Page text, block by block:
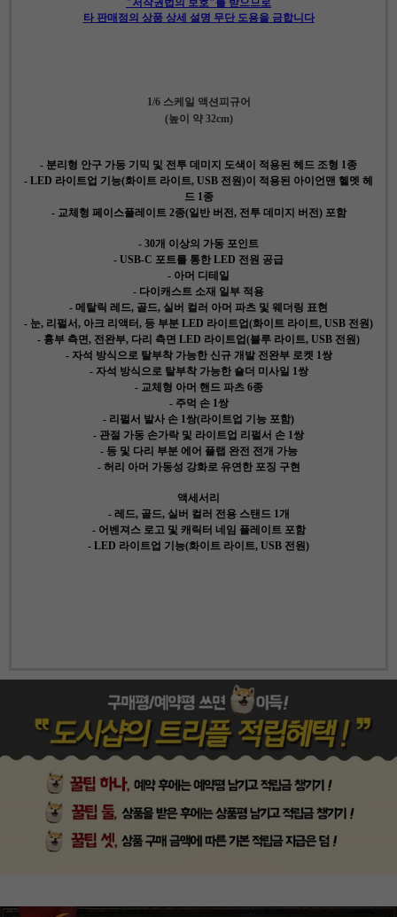
"저작권법의 보호"를 받으므로
타 판매점의 상품 상세 설명 무단 도용을 금합니다
1/6 스케일 액션피규어
(높이 약 32cm)
- 분리형 안구 가동 기믹 및 전투 데미지 도색이 적용된 헤드 조형 1종
- LED 라이트업 기능(화이트 라이트, USB 전원)이 적용된 아이언맨 헬멧 헤
드 1종
- 교체형 페이스플레이트 2종(일반 버전, 전투 데미지 버전) 포함
- 30개 이상의 가동 포인트
- USB-C 포트를 통한 LED 전원 공급
- 아머 디테일
- 다이캐스트 소재 일부 적용
- 메탈릭 레드, 골드, 실버 컬러 아머 파츠 및 웨더링 표현
- 눈, 리펄서, 아크 리액터, 등 부분 LED 라이트업(화이트 라이트, USB 전원)
- 흉부 측면, 전완부, 다리 측면 LED 라이트업(블루 라이트, USB 전원)
- 자석 방식으로 탈부착 가능한 신규 개발 전완부 로켓 1쌍
- 자석 방식으로 탈부착 가능한 숄더 미사일 1쌍
- 교체형 아머 핸드 파츠 6종
- 주먹 손 1쌍
- 리펄서 발사 손 1쌍(라이트업 기능 포함)
- 관절 가동 손가락 및 라이트업 리펄서 손 1쌍
- 등 및 다리 부분 에어 플랩 완전 전개 가능
- 허리 아머 가동성 강화로 유연한 포징 구현
액세서리
- 레드, 골드, 실버 컬러 전용 스탠드 1개
- 어벤져스 로고 및 캐릭터 네임 플레이트 포함
- LED 라이트업 기능(화이트 라이트, USB 전원)